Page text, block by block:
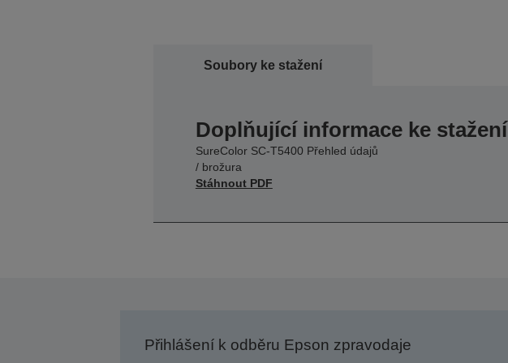
Soubory ke stažení
Doplňující informace ke stažení
SureColor SC-T5400 Přehled údajů
/ brožura
Stáhnout PDF
Přihlášení k odběru Epson zpravodaje